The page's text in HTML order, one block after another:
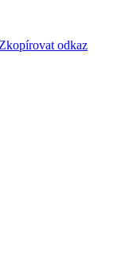
Zkopírovat odkaz